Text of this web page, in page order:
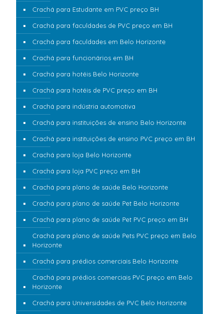
Crachá para Estudante em PVC preço BH
Crachá para faculdades de PVC preço em BH
Crachá para faculdades em Belo Horizonte
Crachá para funcionários em BH
Crachá para hotéis Belo Horizonte
Crachá para hotéis de PVC preço em BH
Crachá para indústria automotiva
Crachá para instituições de ensino Belo Horizonte
Crachá para instituições de ensino PVC preço em BH
Crachá para loja Belo Horizonte
Crachá para loja PVC preço em BH
Crachá para plano de saúde Belo Horizonte
Crachá para plano de saúde Pet Belo Horizonte
Crachá para plano de saúde Pet PVC preço em BH
Crachá para plano de saúde Pets PVC preço em Belo
Horizonte
Crachá para prédios comerciais Belo Horizonte
Crachá para prédios comerciais PVC preço em Belo
Horizonte
Crachá para Universidades de PVC Belo Horizonte